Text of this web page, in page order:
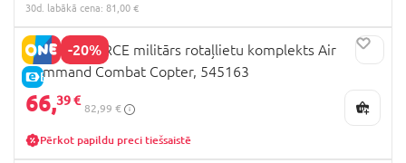
30d. labākā cena: 81,00 €
-20%
E-CENA
SOLDIER FORCE militārs rotaļlietu komplekts Air
Command Combat Copter, 545163
66,39 €
82,99 €
Pērkot papildu preci tiešsaistē